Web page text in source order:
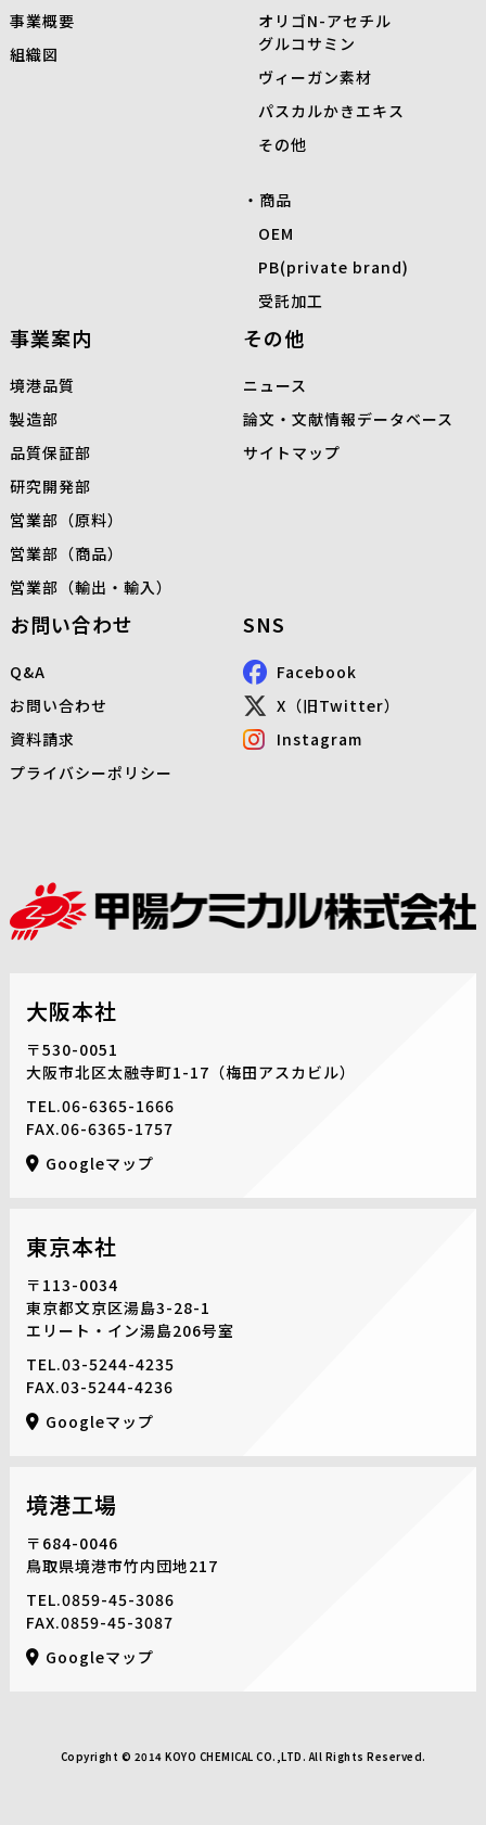
事業概要
組織図
オリゴN-アセチル
グルコサミン
ヴィーガン素材
パスカルかきエキス
その他
商品
OEM
PB(private brand)
受託加工
事業案内
境港品質
製造部
品質保証部
研究開発部
営業部（原料）
営業部（商品）
営業部（輸出・輸入）
その他
ニュース
論文・文献情報データベース
サイトマップ
お問い合わせ
Q&A
お問い合わせ
資料請求
プライバシーポリシー
SNS
Facebook
X（旧Twitter）
Instagram
大阪本社
〒530-0051
大阪市北区太融寺町1-17 （梅田アスカビル）
TEL.06-6365-1666
FAX.06-6365-1757
Googleマップ
東京本社
〒113-0034
東京都文京区湯島3-28-1
エリート・イン湯島206号室
TEL.03-5244-4235
FAX.03-5244-4236
Googleマップ
境港工場
〒684-0046
鳥取県境港市竹内団地217
TEL.0859-45-3086
FAX.0859-45-3087
Googleマップ
Copyright © 2014 KOYO CHEMICAL CO.,LTD. All Rights Reserved.